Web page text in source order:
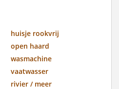
huisje rookvrij
open haard
wasmachine
vaatwasser
rivier / meer